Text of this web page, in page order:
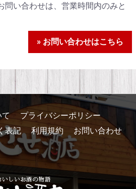
問い合わせは、営業時間内のみと
» お問い合わせはこちら
て
プライバシーポリシー
表記
利用規約 お問い合わせ